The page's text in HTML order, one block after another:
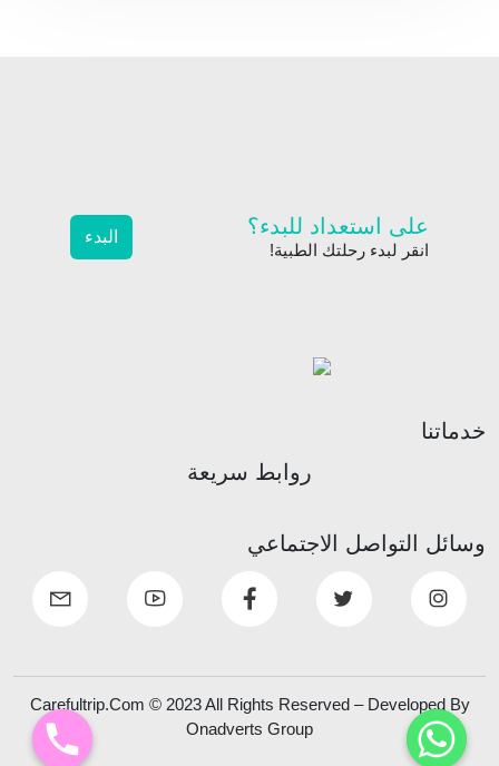
على استعداد للبدء؟
انقر لبدء رحلتك الطبية!
البدء
خدماتنا
روابط سريعة
وسائل التواصل الاجتماعي
Carefultrip.Com © 2023 All Rights Reserved – Developed By
Onadverts Group